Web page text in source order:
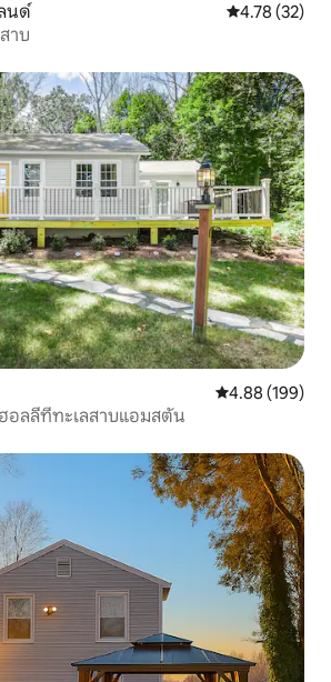
นด์ คะแนนเฉลี่ย
4.78 (32)
าบ
คะแนนเฉลี่ย
4.88 (199)
อลลี่ที่ทะเลสาบแอมสตัน